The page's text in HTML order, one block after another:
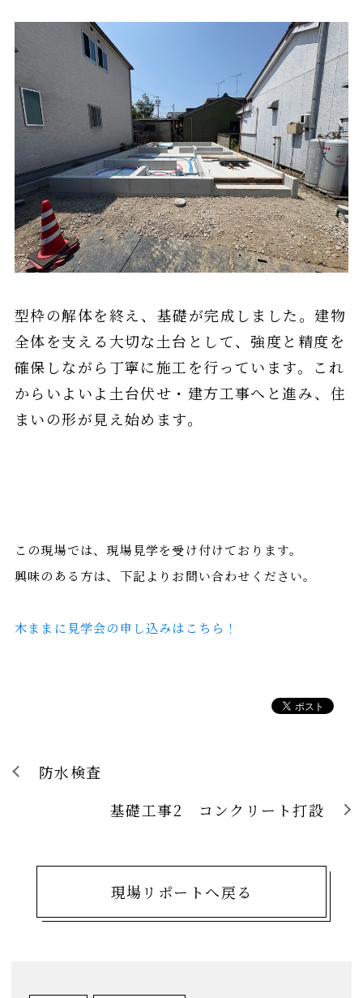
型枠の解体を終え、基礎が完成しました。建物
全体を支える大切な土台として、強度と精度を
確保しながら丁寧に施工を行っています。これ
からいよいよ土台伏せ・建方工事へと進み、住
まいの形が見え始めます。
この現場では、現場見学を受け付けております。
興味のある方は、下記よりお問い合わせください。
木ままに見学会の申し込みはこちら！
防水検査
基礎工事2 コンクリート打設
現場リポートへ戻る